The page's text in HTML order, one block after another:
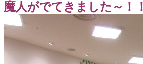
魔人がでてきました～！！